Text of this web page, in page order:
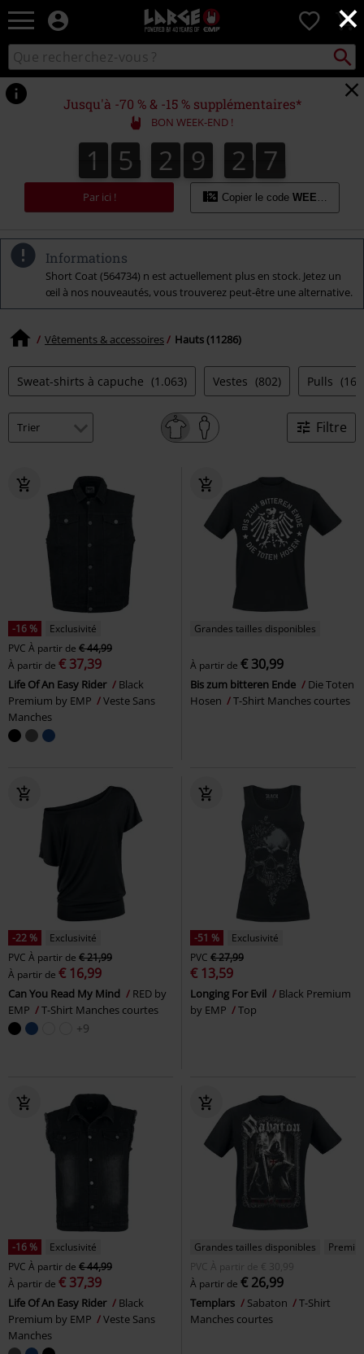
×
EMP
-
Merchandising
Gaming,
Films
&
Séries
TV
Modes
alternatives
0
Rechercher
sur
le
catalogue
Jusqu'à -70 % & -15 % supplémentaires*
BON WEEK-END !
1
1 5
5 2
2 9
9 2
2
2
2 5
6
5
7
6
Par ici ! Copier le code WEEKEND
Informations
Short Coat (564734) n est actuellement plus en stock. Jetez un
œil à nos nouveautés, vous trouverez peut-être une alternative.
Vêtements & accessoires Hauts (11286)
Sweat-shirts à capuche (1.063) Vestes (802) Pulls
Filtre
-16 %
Exclusivité
PVC À partir de € 44,99
À partir de € 37,39
Life Of An Easy Rider
Black
Premium by EMP
Veste Sans
Manches
Grandes tailles disponibles
À partir de € 30,99
Bis zum bitteren Ende
Die Toten
Hosen
T-Shirt Manches courtes
-22 %
Exclusivité
PVC À partir de € 21,99
À partir de € 16,99
Can You Read My Mind
RED by
EMP
T-Shirt Manches courtes
+9
-51 %
Exclusivité
PVC € 27,99
€ 13,59
Longing For Evil
Black Premium
by EMP
Top
-16 %
Exclusivité
PVC À partir de € 44,99
À partir de € 37,39
Life Of An Easy Rider
Black
Premium by EMP
Veste Sans
Manches
Grandes tailles disponibles
PVC
À partir de € 30,99
À partir de € 26,99
Templars Sabaton
T-Shirt
Manches courtes